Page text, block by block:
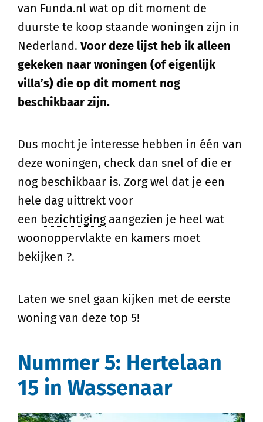
van Funda.nl wat op dit moment de
duurste te koop staande woningen zijn in
Nederland.Voor deze lijst heb ik alleen
gekeken naar woningen (of eigenlijk
villa’s) die op dit moment nog
beschikbaar zijn.
Dus mocht je interesse hebben in één van
deze woningen, check dan snel of die er
nog beschikbaar is. Zorg wel dat je een
hele dag uittrekt voor
een bezichtigingaangezien je heel wat
woonoppervlakte en kamers moet
bekijken ?.
Laten we snel gaan kijken met de eerste
woning van deze top 5!
Nummer 5: Hertelaan
15 in Wassenaar